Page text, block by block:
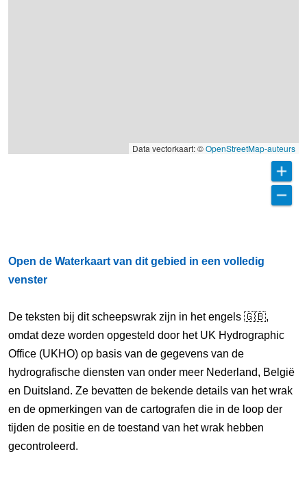
Data vectorkaart: ©OpenStreetMap-auteurs
Open de Waterkaart van dit gebied in een volledig
venster
De teksten bij dit scheepswrak zijn in het engels 🇬🇧,
omdat deze worden opgesteld door het UK Hydrographic
Office (UKHO) op basis van de gegevens van de
hydrografische diensten van onder meer Nederland, België
en Duitsland. Ze bevatten de bekende details van het wrak
en de opmerkingen van de cartografen die in de loop der
tijden de positie en de toestand van het wrak hebben
gecontroleerd.